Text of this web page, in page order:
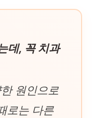
데, 꼭 치과
원인으로
로는 다른